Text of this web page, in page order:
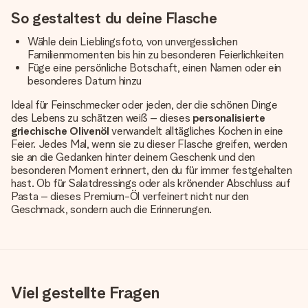
So gestaltest du deine Flasche
Wähle dein Lieblingsfoto, von unvergesslichen
Familienmomenten bis hin zu besonderen Feierlichkeiten
Füge eine persönliche Botschaft, einen Namen oder ein
besonderes Datum hinzu
Ideal für Feinschmecker oder jeden, der die schönen Dinge
des Lebens zu schätzen weiß – dieses personalisierte
griechische Olivenöl verwandelt alltägliches Kochen in eine
Feier. Jedes Mal, wenn sie zu dieser Flasche greifen, werden
sie an die Gedanken hinter deinem Geschenk und den
besonderen Moment erinnert, den du für immer festgehalten
hast. Ob für Salatdressings oder als krönender Abschluss auf
Pasta – dieses Premium-Öl verfeinert nicht nur den
Geschmack, sondern auch die Erinnerungen.
Viel gestellte Fragen